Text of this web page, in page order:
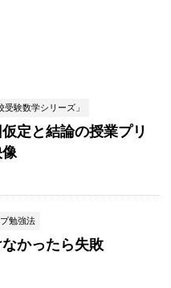
験数学シリーズ」
定と結論の授業プリ
勉強法
かったら失敗